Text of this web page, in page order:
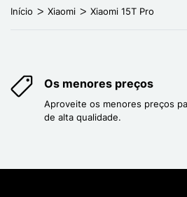
Início Xiaomi Xiaomi 15T Pro
Os menores preços
Aproveite os menores preços
de alta qualidade.